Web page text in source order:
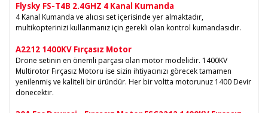
Flysky FS-T4B 2.4GHZ 4 Kanal Kumanda
4 Kanal Kumanda ve alıcısı set içerisinde yer almaktadır,
multikopterinizi kullanmanız için gerekli olan kontrol kumandasıdır.
A2212 1400KV Fırçasız Motor
Drone setinin en önemli parçası olan motor modelidir. 1400KV
Multirotor Fırçasız Motoru ise sizin ihtiyacınızı görecek tamamen
yenilenmiş ve kaliteli bir üründür. Her bir voltta motorunuz 1400 Devir
dönecektir.